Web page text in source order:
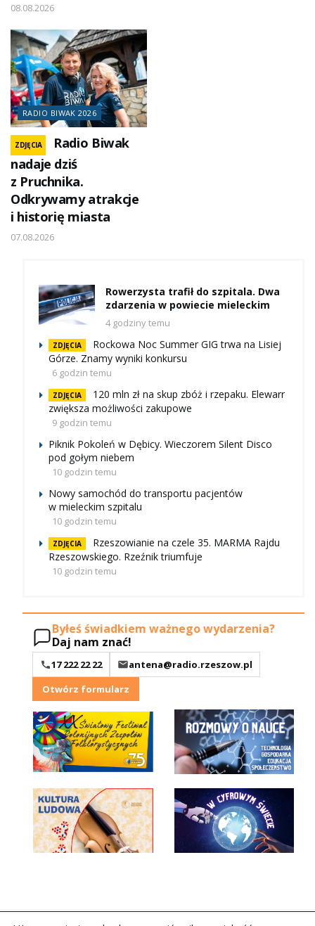
08.08.2026
RADIO BIWAK 2026
ZDJĘCIA
Radio Biwak
nadaje dziś
z Pruchnika.
Odkrywamy atrakcje
i historię miasta
07.08.2026
Rowerzysta trafił do szpitala. Dwa
zdarzenia w powiecie mieleckim
4 godziny temu
ZDJĘCIA
Rockowa Noc Summer GIG trwa na Lisiej
Górze. Znamy wyniki konkursu
6 godzin temu
ZDJĘCIA
120 mln zł na skup zbóż i rzepaku. Elewarr
zwiększa możliwości zakupowe
9 godzin temu
Piknik Pokoleń w Dębicy. Wieczorem Silent Disco
pod gołym niebem
10 godzin temu
Nowy samochód do transportu pacjentów
w mieleckim szpitalu
10 godzin temu
ZDJĘCIA
Rzeszowianie na czele 35. MARMA Rajdu
Rzeszowskiego. Rzeźnik triumfuje
10 godzin temu
Byłeś świadkiem ważnego wydarzenia?
Daj nam znać!
17 222 22 22
antena@radio.rzeszow.pl
Otwórz formularz